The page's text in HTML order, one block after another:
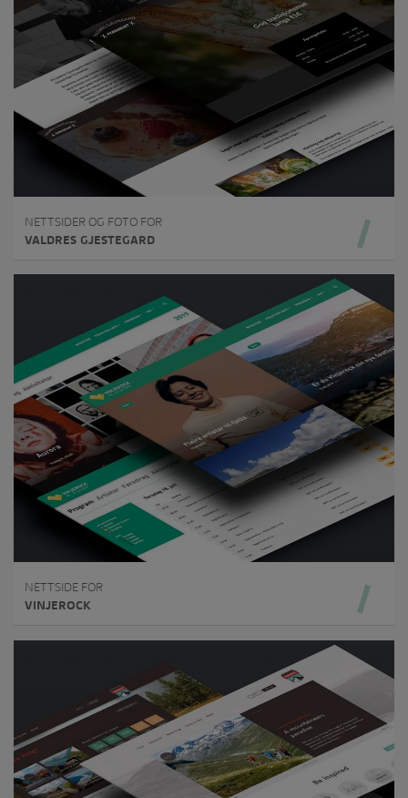
NETTSIDER OG FOTO FOR
VALDRES GJESTEGARD
NETTSIDE FOR
VINJEROCK